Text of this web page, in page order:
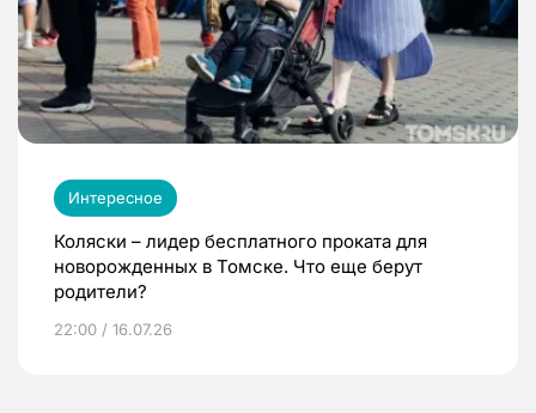
Интересное
Коляски – лидер бесплатного проката для
новорожденных в Томске. Что еще берут
родители?
22:00 / 16.07.26